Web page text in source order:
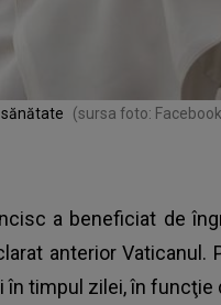
(sursa foto:
a beneficiat de
anterior Vaticanul.
timpul zilei, în funcţie